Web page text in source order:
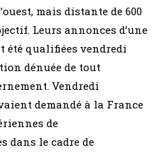
mais distante de 600
Leurs annonces d’une
été qualifiées vendredi
dénuée de tout
Vendredi
demandé à la France
de
dans le cadre de